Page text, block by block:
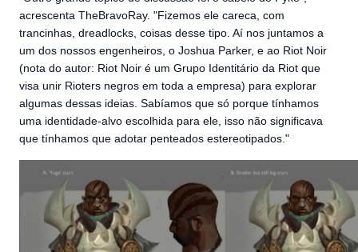
acrescenta TheBravoRay. "Fizemos ele careca, com
trancinhas, dreadlocks, coisas desse tipo. Aí nos juntamos a
um dos nossos engenheiros, o Joshua Parker, e ao Riot Noir
(nota do autor: Riot Noir é um Grupo Identitário da Riot que
visa unir Rioters negros em toda a empresa) para explorar
algumas dessas ideias. Sabíamos que só porque tínhamos
uma identidade-alvo escolhida para ele, isso não significava
que tínhamos que adotar penteados estereotipados."